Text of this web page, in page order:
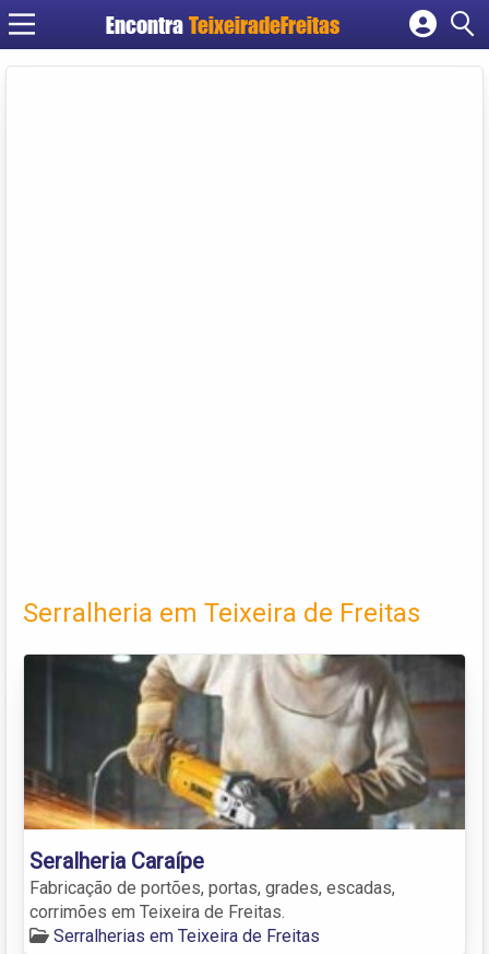
Encontra TeixeiradeFreitas
Cadastrar empresa
Serralheria em Teixeira de Freitas
Seralheria Caraípe
Fabricação de portões, portas, grades, escadas,
corrimões em Teixeira de Freitas.
Serralherias em Teixeira de Freitas